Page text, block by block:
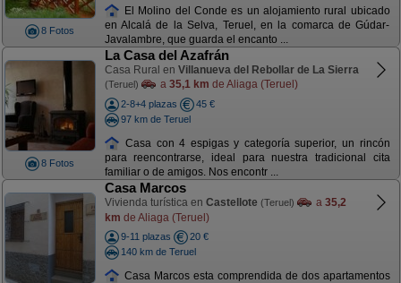
8 Fotos
El Molino del Conde es un alojamiento rural ubicado
en Alcalá de la Selva, Teruel, en la comarca de Gúdar-
Javalambre, que guarda el encanto ...
8 Fotos
La Casa del Azafrán
Casa Rural en Villanueva del Rebollar de La Sierra
(Teruel) a 35,1 km de Aliaga (Teruel)
2-8+4 plazas
45 €
97 km de Teruel
Casa con 4 espigas y categoría superior, un rincón
para reencontrarse, ideal para nuestra tradicional cita
familiar o de amigos. Nos encontr ...
Casa Marcos
Vivienda turística en Castellote (Teruel) a 35,2
km de Aliaga (Teruel)
9-11 plazas
20 €
140 km de Teruel
Casa Marcos esta comprendida de dos apartamentos